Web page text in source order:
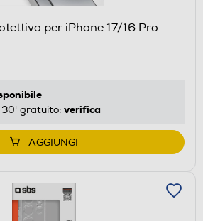
per iPhone 17/16 Pro
30' gratuito: verifica
AGGIUNGI